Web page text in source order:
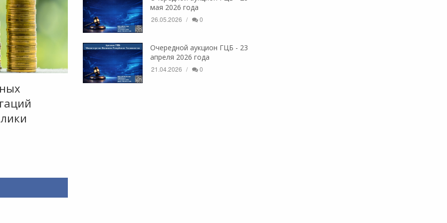
мая 2026 года
26.05.2026 0
Очередной аукцион ГЦБ - 23
апреля 2026 года
21.04.2026 0